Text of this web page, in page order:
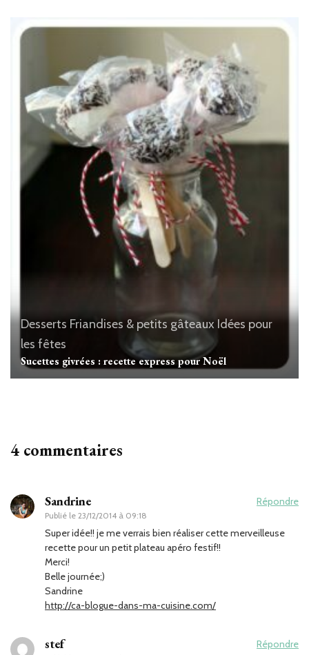
Desserts Friandises & petits gâteaux Idées pour
les fêtes
Sucettes givrées : recette express pour Noël
4 commentaires
Sandrine
Publié le 23/12/2014 à 09:18
Répondre
Super idée!! je me verrais bien réaliser cette merveilleuse
recette pour un petit plateau apéro festif!!
Merci!
Belle journée;)
Sandrine
http://ca-blogue-dans-ma-cuisine.com/
stef Répondre